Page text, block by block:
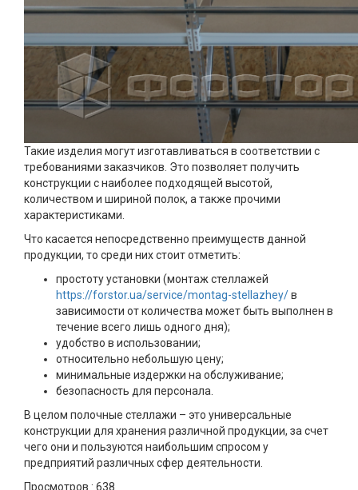
Такие изделия могут изготавливаться в соответствии с
требованиями заказчиков. Это позволяет получить
конструкции с наиболее подходящей высотой,
количеством и шириной полок, а также прочими
характеристиками.
Что касается непосредственно преимуществ данной
продукции, то среди них стоит отметить:
простоту установки (монтаж стеллажей
https://forstor.ua/service/montag-stellazhey/в
зависимости от количества может быть выполнен в
течение всего лишь одного дня);
удобство в использовании;
относительно небольшую цену;
минимальные издержки на обслуживание;
безопасность для персонала.
В целом полочные стеллажи – это универсальные
конструкции для хранения различной продукции, за счет
чего они и пользуются наибольшим спросом у
предприятий различных сфер деятельности.
Просмотров : 638